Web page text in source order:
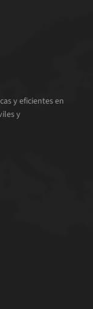
y eficientes en
y